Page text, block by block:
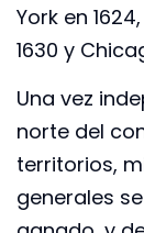
York en
1630 y
Una vez
norte del
territorios,
generales